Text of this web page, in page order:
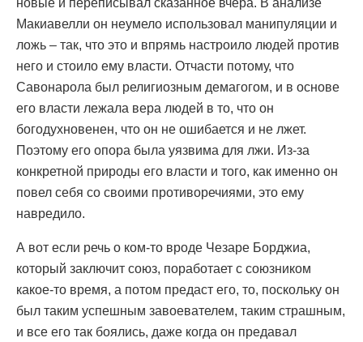
Макиавелли он неумело использовал манипуляции и
ложь – так, что это и впрямь настроило людей против
него и стоило ему власти. Отчасти потому, что
Савонарола был религиозным демагогом, и в основе
его власти лежала вера людей в то, что он
богодухновенен, что он не ошибается и не лжет.
Поэтому его опора была уязвима для лжи. Из-за
конкретной природы его власти и того, как именно он
повел себя со своими противоречиями, это ему
навредило.
А вот если речь о ком-то вроде Чезаре Борджиа,
который заключит союз, поработает с союзником
какое-то время, а потом предаст его, то, поскольку он
был таким успешным завоевателем, таким страшным,
и все его так боялись, даже когда он предавал